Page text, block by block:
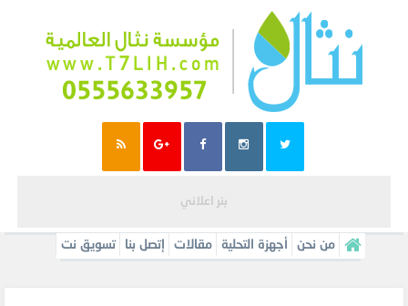
بنر اعلاني
من نحن أجهزة التحلية مقالات إتصل بنا تسويق نت